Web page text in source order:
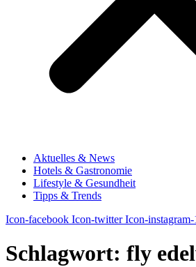
Aktuelles & News
Hotels & Gastronomie
Lifestyle & Gesundheit
Tipps & Trends
Icon-facebook Icon-twitter Icon-instagram-
Schlagwort: fly